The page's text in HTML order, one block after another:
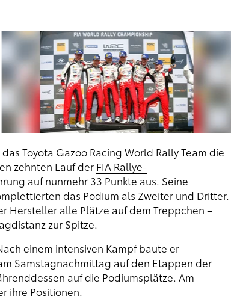
Toyota Gazoo Racing World Rally Team die
zehnten Lauf der FIA Rallye-
auf nunmehr 33 Punkte aus. Seine
das Podium als Zweiter und Dritter.
Hersteller alle Plätze auf dem Treppchen –
zur Spitze.
einem intensiven Kampf baute er
Samstagnachmittag auf den Etappen der
auf die Podiumsplätze. Am
ihre Positionen.